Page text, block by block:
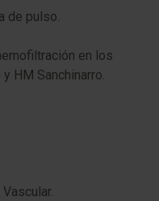
de pulso.
en los
HM Sanchinarro.